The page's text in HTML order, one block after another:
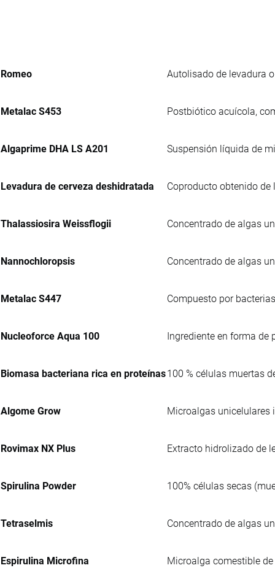
Romeo Autolisado de levadura
Metalac S453 Postbiótico acuícola,
Algaprime DHA LS A201 Suspensión líquida de
Levadura de cerveza deshidratada Coproducto obtenido de
Thalassiosira Weissflogii Concentrado de algas
Nannochloropsis Concentrado de algas
Metalac S447 Compuesto por
Nucleoforce Aqua 100 Ingrediente en forma
Biomasa bacteriana rica en proteínas100 % células muertas
Algome Grow Microalgas
Rovimax NX Plus Extracto hidrolizado de
Spirulina Powder 100% células secas
Tetraselmis Concentrado de algas
Espirulina Microfina Microalga comestible